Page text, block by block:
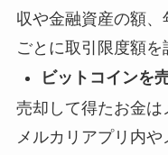
収や金融資産の額、
ごとに取引限度額を
ビットコインを
売却して得たお金は
メルカリアプリ内